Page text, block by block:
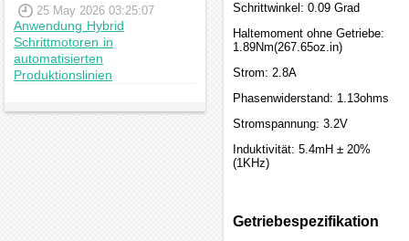
25 May 2026 03:25:07
Anwendung Hybrid
Schrittmotoren in
automatisierten
Produktionslinien
Schrittwinkel: 0.09 Grad
Haltemoment ohne Getriebe:
1.89Nm(267.65oz.in)
Strom: 2.8A
Phasenwiderstand: 1.13ohms
Stromspannung: 3.2V
Induktivität: 5.4mH ± 20%
(1KHz)
Getriebespezifikation